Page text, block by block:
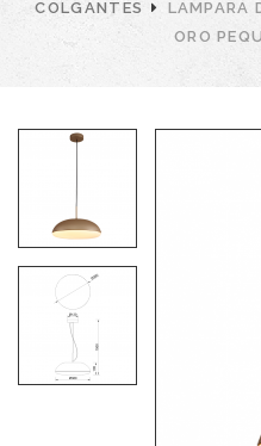
COLGANTES
LAMPARA
ORO